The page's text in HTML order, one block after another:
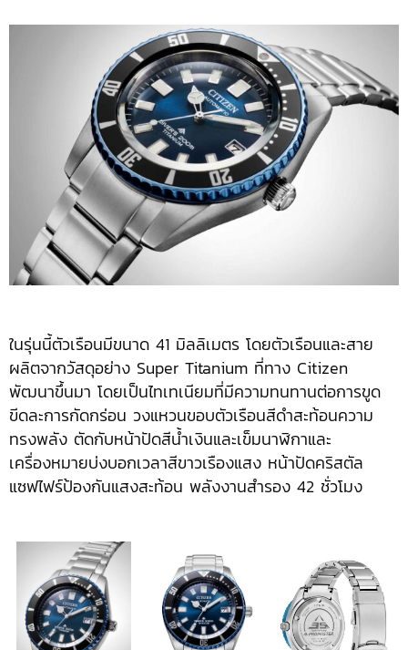
ในรุ่นนี้ตัวเรือนมีขนาด 41 มิลลิเมตร โดยตัวเรือนและสาย
ผลิตจากวัสดุอย่าง Super Titanium ที่ทาง Citizen
พัฒนาขึ้นมา โดยเป็นไทเทเนียมที่มีความทนทานต่อการขูด
ขีดละการกัดกร่อน วงแหวนขอบตัวเรือนสีดำสะท้อนความ
ทรงพลัง ตัดกับหน้าปัดสีน้ำเงินและเข็มนาฬิกาและ
เครื่องหมายบ่งบอกเวลาสีขาวเรืองแสง หน้าปัดคริสตัล
แซฟไฟร์ป้องกันแสงสะท้อน พลังงานสำรอง 42 ชั่วโมง